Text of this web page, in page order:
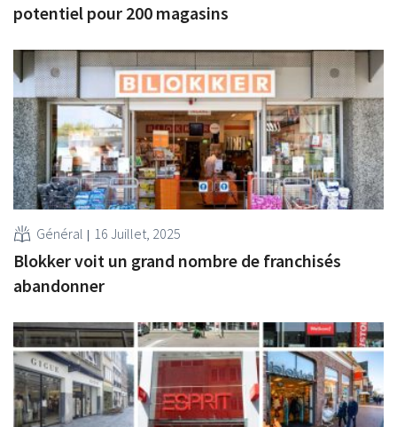
potentiel pour 200 magasins
Général 16 Juillet, 2025
Blokker voit un grand nombre de franchisés
abandonner